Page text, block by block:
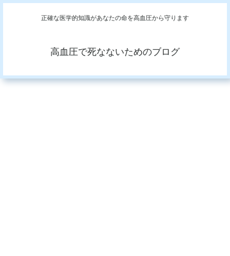
正確な医学的知識があなたの命を高血圧から守ります
高血圧で死なないためのブログ